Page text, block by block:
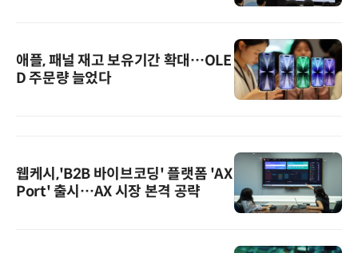
애플, 패널 재고 보유기간 확대…OLE
D 주문량 늘었다
웹케시,'B2B 바이브코딩' 플랫폼 'AX
Port' 출시…AX 시장 본격 공략